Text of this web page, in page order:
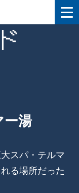
ー湯
スパ・テルマ
る場所だった